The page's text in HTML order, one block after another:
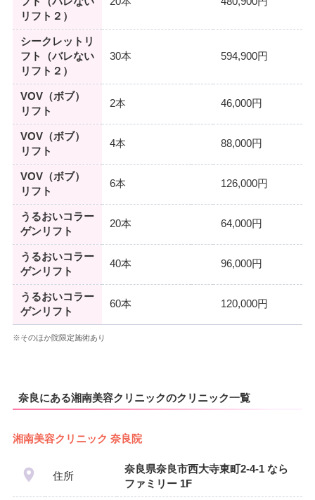
リフト２）
シークレットリ
フト（バレない
リフト２）
30本 594,900円
VOV（ボブ）
リフト
2本 46,000円
VOV（ボブ）
リフト
4本 88,000円
VOV（ボブ）
リフト
6本 126,000円
うるおいコラー
ゲンリフト
20本 64,000円
うるおいコラー
ゲンリフト
40本 96,000円
うるおいコラー
ゲンリフト
60本 120,000円
※そのほか院限定施術あり
奈良にある湘南美容クリニックのクリニック一覧
湘南美容クリニック 奈良院
住所
奈良県奈良市西大寺東町2-4-1 なら
ファミリー 1F